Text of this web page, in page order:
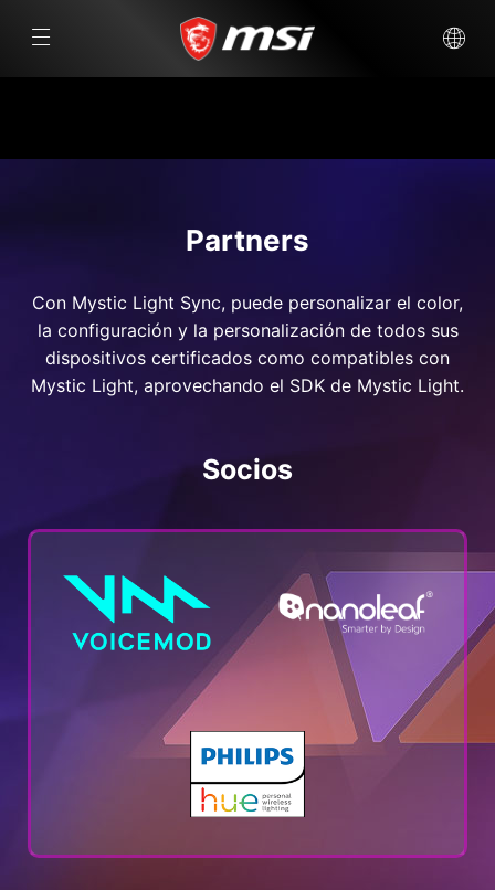
Partners
Con Mystic Light Sync, puede personalizar el color,
la configuración y la personalización de todos sus
dispositivos certificados como compatibles con
Mystic Light, aprovechando el SDK de Mystic Light.
Socios